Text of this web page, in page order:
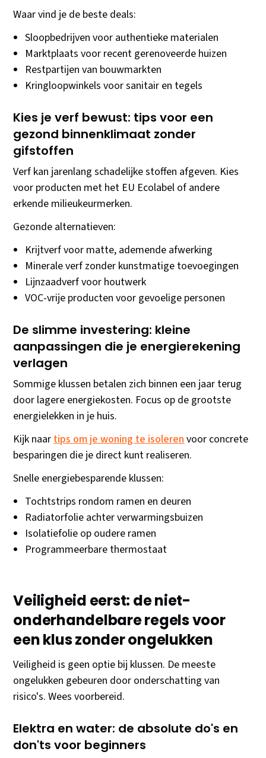
Waar vind je de beste deals:
Sloopbedrijven voor authentieke materialen
Marktplaats voor recent gerenoveerde huizen
Restpartijen van bouwmarkten
Kringloopwinkels voor sanitair en tegels
Kies je verf bewust: tips voor een
gezond binnenklimaat zonder
gifstoffen
Verf kan jarenlang schadelijke stoffen afgeven. Kies
voor producten met het EU Ecolabel of andere
erkende milieukeurmerken.
Gezonde alternatieven:
Krijtverf voor matte, ademende afwerking
Minerale verf zonder kunstmatige toevoegingen
Lijnzaadverf voor houtwerk
VOC-vrije producten voor gevoelige personen
De slimme investering: kleine
aanpassingen die je energierekening
verlagen
Sommige klussen betalen zich binnen een jaar terug
door lagere energiekosten. Focus op de grootste
energielekken in je huis.
Kijk naartips om je woning te isolerenvoor concrete
besparingen die je direct kunt realiseren.
Snelle energiebesparende klussen:
Tochtstrips rondom ramen en deuren
Radiatorfolie achter verwarmingsbuizen
Isolatiefolie op oudere ramen
Programmeerbare thermostaat
Veiligheid eerst: de niet-
onderhandelbare regels voor
een klus zonder ongelukken
Veiligheid is geen optie bij klussen. De meeste
ongelukken gebeuren door onderschatting van
risico's. Wees voorbereid.
Elektra en water: de absolute do's en
don'ts voor beginners